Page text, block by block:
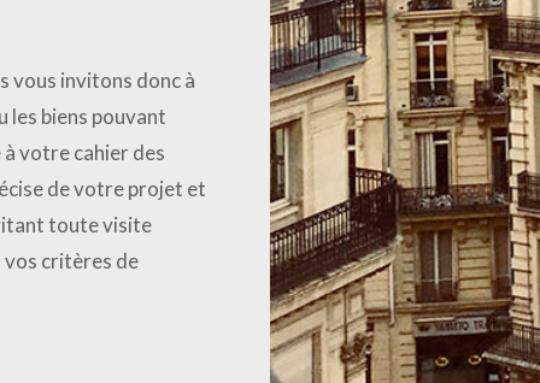
vous invitons donc à
les biens pouvant
votre cahier des
de votre projet et
toute visite
vos critères de